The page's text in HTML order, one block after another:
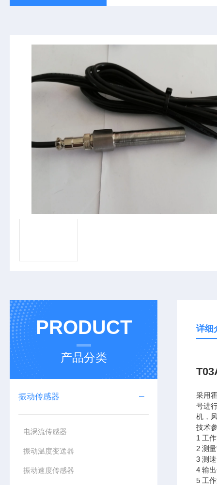
PRODUCT
产品分类
振动传感器
电涡流传感器
振动温度变送器
振动速度传感器
详细
采用
号进
机，
技术
1 工
2 测
3 测
4 输
5 工